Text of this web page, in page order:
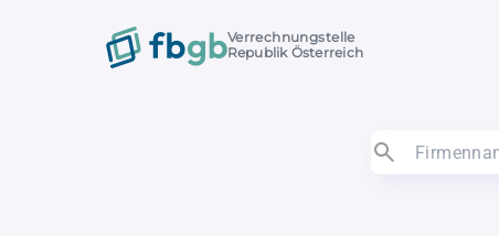
Verrechnungstelle
Republik Österreich